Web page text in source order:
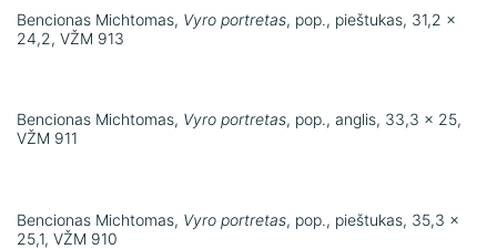
Bencionas Michtomas, Vyro portretas, pop., pieštukas, 31,2 x
24,2, VŽM 913
Bencionas Michtomas, Vyro portretas, pop., anglis, 33,3 x 25,
VŽM 911
Bencionas Michtomas, Vyro portretas, pop., pieštukas, 35,3 x
25,1, VŽM 910